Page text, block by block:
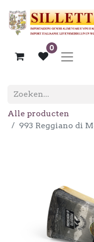
0
Alle producten
993 Reggiano di